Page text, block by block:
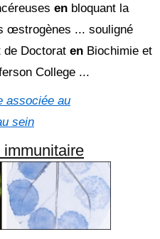
en bloquant la
œstrogènes ... souligné
de Doctorat en Biochimie et
College ...
associée au
sein